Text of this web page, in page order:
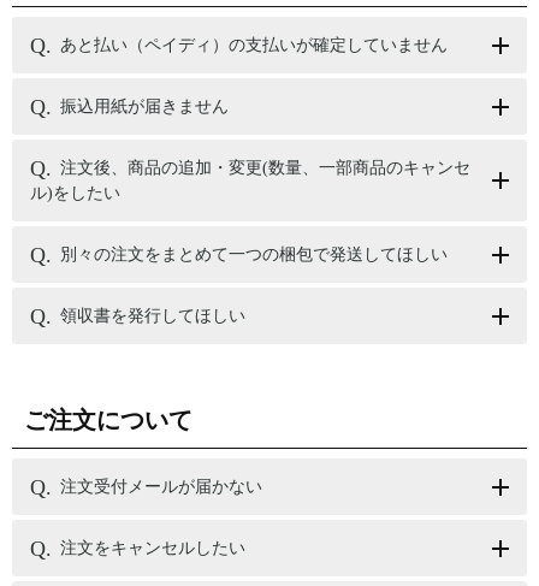
あと払い（ペイディ）の支払いが確定していません
振込用紙が届きません
注文後、商品の追加・変更(数量、一部商品のキャンセ
ル)をしたい
別々の注文をまとめて一つの梱包で発送してほしい
領収書を発行してほしい
ご注文について
注文受付メールが届かない
注文をキャンセルしたい